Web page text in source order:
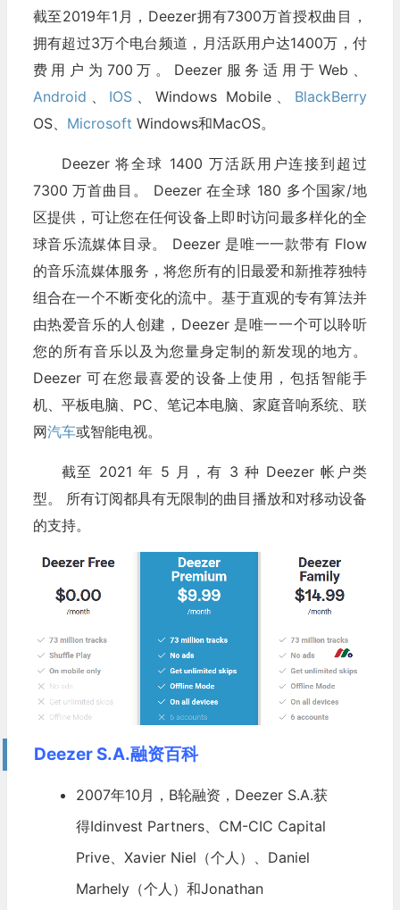
截至2019年1月，Deezer拥有7300万首授权曲目，
拥有超过3万个电台频道，月活跃用户达1400万，付
费用户为700万。Deezer服务适用于Web、
Android 、 IOS 、Windows Mobile、 BlackBerry
OS、 Microsoft Windows和MacOS。
Deezer 将全球 1400 万活跃用户连接到超过
7300 万首曲目。 Deezer 在全球 180 多个国家/地
区提供，可让您在任何设备上即时访问最多样化的全
球音乐流媒体目录。 Deezer 是唯一一款带有 Flow
的音乐流媒体服务，将您所有的旧最爱和新推荐独特
组合在一个不断变化的流中。基于直观的专有算法并
由热爱音乐的人创建，Deezer 是唯一一个可以聆听
您的所有音乐以及为您量身定制的新发现的地方。
Deezer 可在您最喜爱的设备上使用，包括智能手
机、平板电脑、PC、笔记本电脑、家庭音响系统、联
网汽车或智能电视。
截至 2021 年 5 月，有 3 种 Deezer 帐户类
型。 所有订阅都具有无限制的曲目播放和对移动设备
的支持。
Deezer S.A.融资百科
2007年10月，B轮融资，Deezer S.A.获
得Idinvest Partners、CM-CIC Capital
Prive、Xavier Niel（个人）、Daniel
Marhely（个人）和Jonathan